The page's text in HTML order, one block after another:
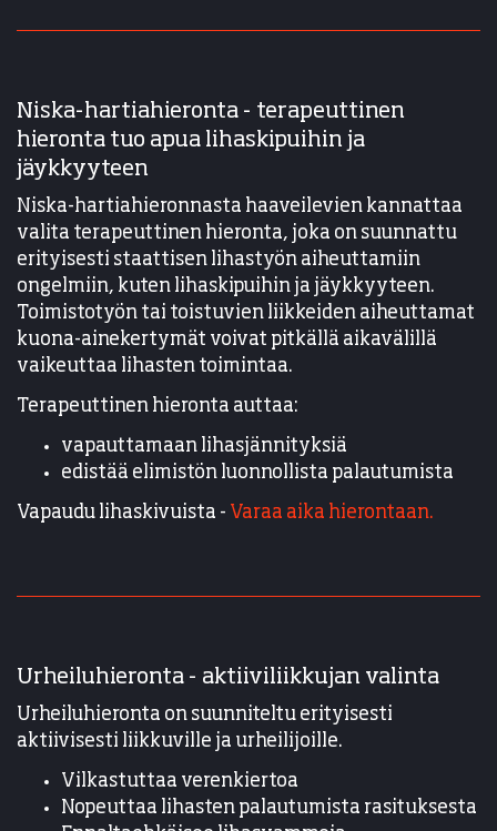
Niska-hartiahieronta - terapeuttinen
hieronta tuo apua lihaskipuihin ja
jäykkyyteen
Niska-hartiahieronnasta haaveilevien kannattaa
valita terapeuttinen hieronta, joka on suunnattu
erityisesti staattisen lihastyön aiheuttamiin
ongelmiin, kuten lihaskipuihin ja jäykkyyteen.
Toimistotyön tai toistuvien liikkeiden aiheuttamat
kuona-ainekertymät voivat pitkällä aikavälillä
vaikeuttaa lihasten toimintaa.
Terapeuttinen hieronta auttaa:
vapauttamaan lihasjännityksiä
edistää elimistön luonnollista palautumista
Vapaudu lihaskivuista - Varaa aika hierontaan.
Urheiluhieronta - aktiiviliikkujan valinta
Urheiluhieronta on suunniteltu erityisesti
aktiivisesti liikkuville ja urheilijoille.
Vilkastuttaa verenkiertoa
Nopeuttaa lihasten palautumista rasituksesta